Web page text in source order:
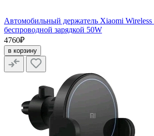
Автомобильный держатель Xiaomi Wireless
беспроводной зарядкой 50W
4760₽
в корзину